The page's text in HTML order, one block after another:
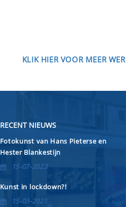
KLIK HIER VOOR MEER
RECENT NIEUWS
Fotokunst van Hans Pieterse en
Hester Blankestijn
15-07-2023
Kunst in lockdown?!
15-03-2021